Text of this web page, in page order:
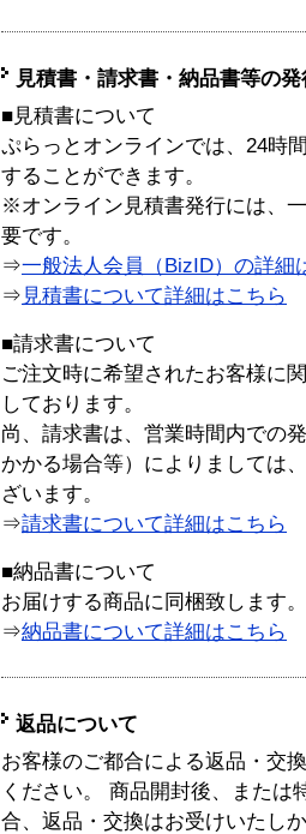
見積書・請求書・納品書等の
■見積書について
ぷらっとオンラインでは、24時
することができます。
※オンライン見積書発行には、
要です。
⇒一般法人会員（BizID）の詳細
⇒ 見積書について詳細はこちら
■請求書について
ご注文時に希望されたお客様に
しております。
尚、請求書は、営業時間内での
かかる場合等）によりましては
ざいます。
⇒請求書について詳細はこちら
■納品書について
お届けする商品に同梱致します。
⇒納品書について詳細はこちら
返品について
お客様のご都合による返品・交
ください。 商品開封後、または
合、返品・交換はお受けいたし